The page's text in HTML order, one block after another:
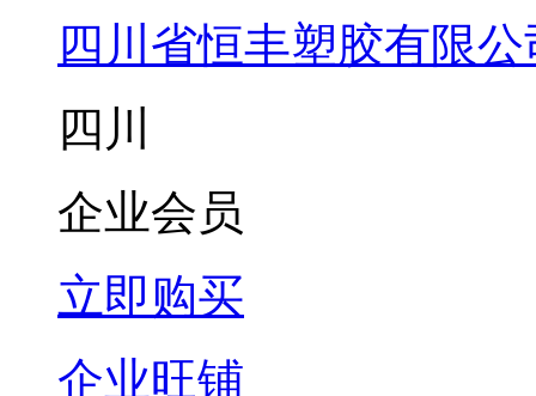
四川省恒丰塑胶有限公
四川
企业会员
立即购买
企业旺铺